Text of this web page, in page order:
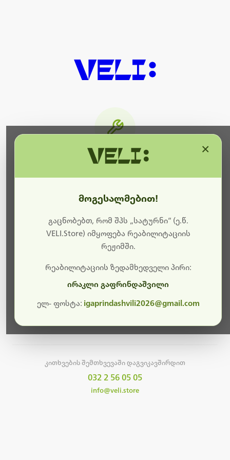
ბოდიშს გიხდით შეფერხებისთვის. ამჟამად
მიმდინარეობს საიტის განახლება და ტექნიკური
სამუშაოები.
მალე ისევ ხელმისაწვდომი იქნება. გმადლობთ
კითხვების შემთხვევაში დაგვიკავშირდით
032 2 56 05 05
info@veli.store
მოგესალმებით!
გაცნობებთ, რომ შპს „სატურნი“ (ე.წ.
VELI.Store) იმყოფება რეაბილიტაციის
რეჟიმში.
რეაბილიტაციის ზედამხედველი პირი:
ირაკლი გაფრინდაშვილი
ელ- ფოსტა: igaprindashvili2026@gmail.com
×